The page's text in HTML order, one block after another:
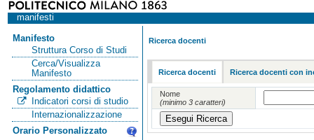
manifesti
Manifesto
Struttura Corso di Studi
Cerca/Visualizza
Manifesto
Regolamento didattico
Indicatori corsi di studio
Internazionalizzazione
Orario Personalizzato
Ricerca docenti
Ricerca docenti Ricerca docenti con
Nome
(minimo 3 caratteri)